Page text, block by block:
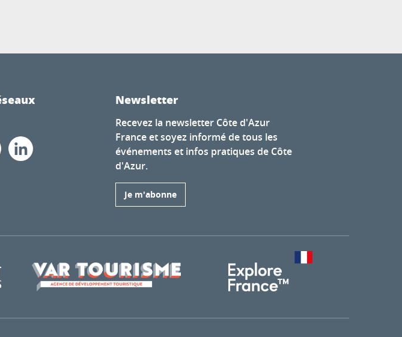
Newsletter
Recevez la newsletter Côte d'Azur
France et soyez informé de tous les
événements et infos pratiques de Côte
d'Azur.
Je m'abonne